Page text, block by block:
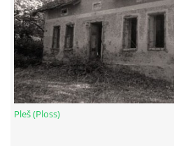
Pleš (Ploss)